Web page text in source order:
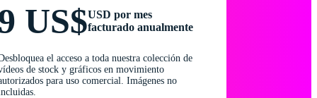
US$USD por mes
facturado anualmente
el acceso a toda nuestra colección de
de stock y gráficos en movimiento
para uso comercial. Imágenes no